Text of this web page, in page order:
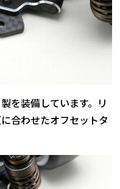
を装備しています。リ
合わせたオフセットタ